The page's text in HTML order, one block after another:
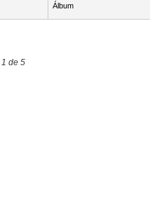
Álbum
1 de 5